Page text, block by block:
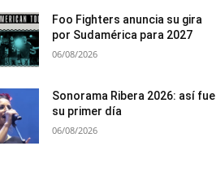
Foo Fighters anuncia su gira
por Sudamérica para 2027
06/08/2026
Sonorama Ribera 2026: así fue
su primer día
06/08/2026